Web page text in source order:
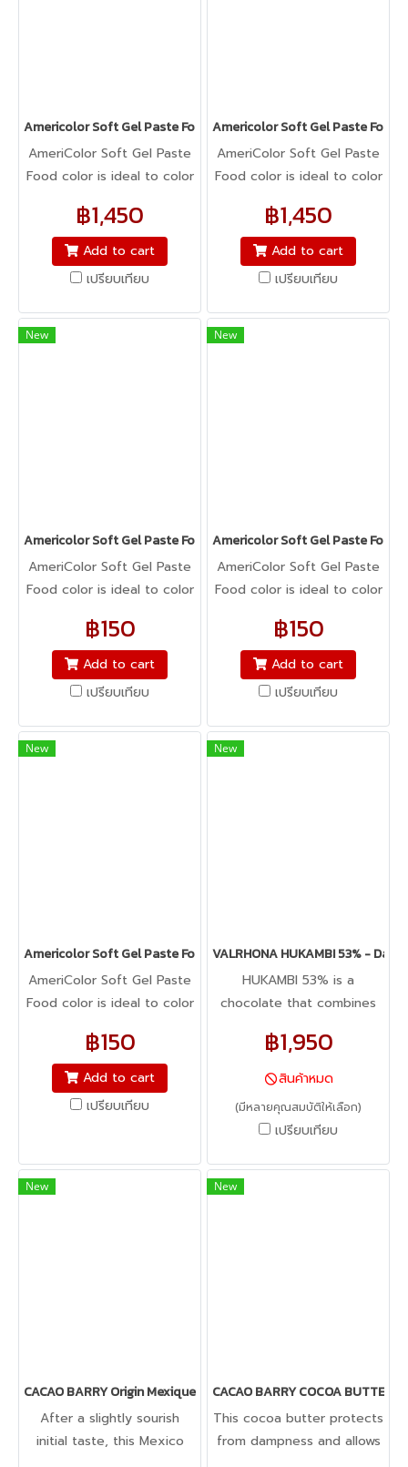
Americolor Soft Gel Paste Food Color 0.75oz : STUDENT KIT #3
AmeriColor Soft Gel Paste
Food color is ideal to color
icing, buttercream,
fondant, macarons to
cookie dough, bread
dough, cake batter,
whipped cream, gum
paste, pastillage, or
฿1,450
Add to cart
เปรียบเทียบ
Americolor Soft Gel Paste Food
AmeriColor Soft Gel Paste
Food color is ideal to color
icing, buttercream,
fondant, macarons to
cookie dough, bread
dough, cake batter,
whipped cream, gum
paste, pastillage, or
฿1,450
Add to cart
เปรียบเทียบ
New
Americolor Soft Gel Paste Food Color 0.75oz : TURQUISE
AmeriColor Soft Gel Paste
Food color is ideal to color
icing, buttercream,
fondant, macarons to
cookie dough, bread
dough, cake batter,
whipped cream, gum
paste, pastillage, or
฿150
Add to cart
เปรียบเทียบ
New
Americolor Soft Gel Paste Food
AmeriColor Soft Gel Paste
Food color is ideal to color
icing, buttercream,
fondant, macarons to
cookie dough, bread
dough, cake batter,
whipped cream, gum
paste, pastillage, or
฿150
Add to cart
เปรียบเทียบ
New
Americolor Soft Gel Paste Food Color 0.75oz : LEAF GREEN
AmeriColor Soft Gel Paste
Food color is ideal to color
icing, buttercream,
fondant, macarons to
cookie dough, bread
paste, pastillage, or
marzipan, you name it,
฿150
Add to cart
เปรียบเทียบ
New
VALRHONA HUKAMBI 53% -
HUKAMBI 53% is a
chocolate that combines
pleasure of rounded cocoa
notes. The intense cocoa
character mean it can be
used to create very
flavorsome desserts and
interesting blends of
฿1,950
สินค้าหมด
(มีหลายคุณสมบัติให้เลือก)
เปรียบเทียบ
New
CACAO BARRY Origin Mexique 66% -Origin Dark chocolate
After a slightly sourish
initial taste, this Mexico
New
CACAO BARRY COCOA
This cocoa butter protects
from dampness and allows